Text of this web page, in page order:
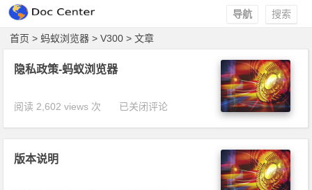
搜索
导航
首页 > 蚂蚁浏览器 >V300 > 文章
隐私政策-蚂蚁浏览器
阅读 2,602 views 次
隐私政策-蚂
已关闭评论
版本说明